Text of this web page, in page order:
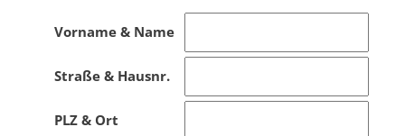
Vorname & Name
Straße & Hausnr.
PLZ & Ort